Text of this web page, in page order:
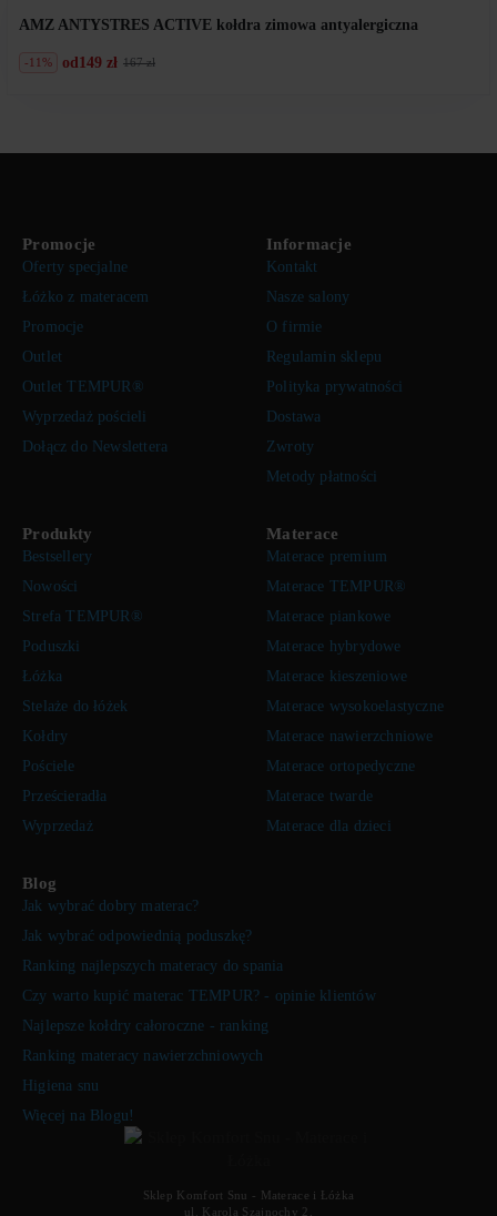
AMZ ANTYSTRES ACTIVE kołdra zimowa antyalergiczna
od 167 zł
Pierwotna149 zł
Aktualna
-11%
Sklep Komfort Snu - Materace i Łóżka
ul. Karola Szajnochy 2,
Promocje
Oferty specjalne
Łóżko z materacem
Promocje
Outlet
Outlet TEMPUR®
Wyprzedaż pościeli
Dołącz do Newslettera
Informacje
Kontakt
Nasze salony
O firmie
Regulamin sklepu
Polityka prywatności
Dostawa
Zwroty
Metody płatności
Produkty
Bestsellery
Nowości
Strefa TEMPUR®
Poduszki
Łóżka
Stelaże do łóżek
Kołdry
Pościele
Prześcieradła
Wyprzedaż
Materace
Materace premium
Materace TEMPUR®
Materace piankowe
Materace hybrydowe
Materace kieszeniowe
Materace wysokoelastyczne
Materace nawierzchniowe
Materace ortopedyczne
Materace twarde
Materace dla dzieci
Blog
Jak wybrać dobry materac?
Jak wybrać odpowiednią poduszkę?
Ranking najlepszych materacy do spania
Czy warto kupić materac TEMPUR? - opinie klientów
Najlepsze kołdry całoroczne - ranking
Ranking materacy nawierzchniowych
Higiena snu
Więcej na Blogu!